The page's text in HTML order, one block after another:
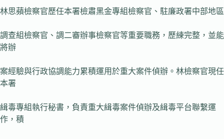
林思蘋檢察官歷任本署檢肅黑金專組檢察官、駐廉政署中部地區
調查組檢察官、調二審辦事檢察官等重要職務，歷練完整，並能
將辦
案經驗與行政協調能力累積運用於重大案件偵辦。林檢察官現任
本署
緝毒專組執行秘書，負責重大緝毒案件偵辦及緝毒平台聯繫運
作，積